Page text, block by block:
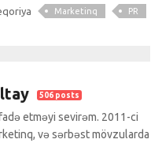
Marketinq PR
506 posts
etməyi sevirəm. 2011-ci
və sərbəst mövzularda